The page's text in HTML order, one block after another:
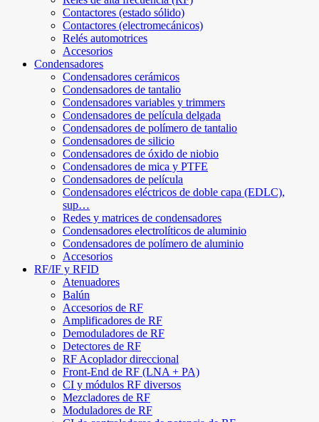
Contactores (estado sólido)
Contactores (electromecánicos)
Relés automotrices
Accesorios
Condensadores
Condensadores cerámicos
Condensadores de tantalio
Condensadores variables y trimmers
Condensadores de película delgada
Condensadores de polímero de tantalio
Condensadores de silicio
Condensadores de óxido de niobio
Condensadores de mica y PTFE
Condensadores de película
Condensadores eléctricos de doble capa (EDLC),
sup…
Redes y matrices de condensadores
Condensadores electrolíticos de aluminio
Condensadores de polímero de aluminio
Accesorios
RF/IF y RFID
Atenuadores
Balún
Accesorios de RF
Amplificadores de RF
Demoduladores de RF
Detectores de RF
RF Acoplador direccional
Front-End de RF (LNA + PA)
CI y módulos RF diversos
Mezcladores de RF
Moduladores de RF